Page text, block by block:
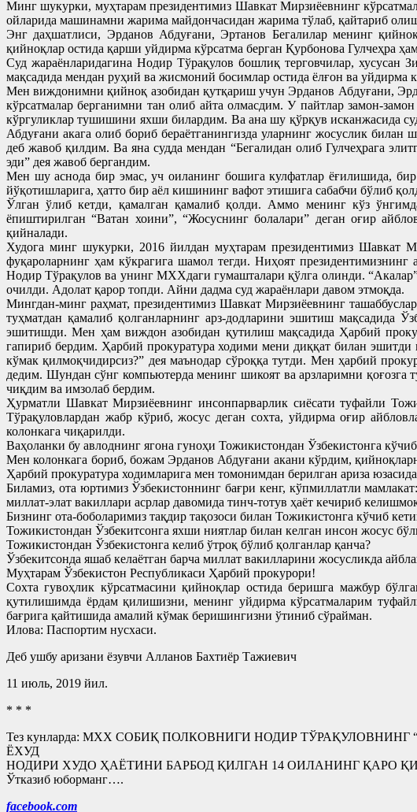
Минг шукурки, муҳтарам президентимиз Шавкат Мирзиёевнинг
ойларида машинамни жарима майдончасидан жарима тўлаб, қайтариб
Энг даҳшатлиси, Эрданов Абдуғани, Эртанов Бегалилар менинг
қийноқлар остида қарши уйдирма кўрсатма берган Қурбонова Гулчеҳра
Суд жараёнларидагина Нодир Тўрақулов бошлиқ терговчилар, хусусан
мақсадида мендан руҳий ва жисмоний босимлар остида ёлғон ва уйдирма
Мен виждонимни қийноқ азобидан қутқариш учун Эрданов Абдуғани,
кўрсатмалар берганимни тан олиб айта олмасдим. У пайтлар замон-
кўргуликлар тушишини яхши билардим. Ва ана шу қўрқув исканжасида
Абдуғани акага олиб бориб бераётганингизда уларнинг жосуслик
деб жавоб қилдим. Ва яна судда мендан “Бегалидан олиб Гулчеҳрага
эди” дея жавоб бергандим.
Мен шу аснода бир эмас, уч оиланинг бошига кулфатлар ёғилишида,
йўқотишларига, ҳатто бир аёл кишининг вафот этишига сабабчи бўлиб
Ўлган ўлиб кетди, қамалган қамалиб қолди. Аммо менинг кўз
ёпиштирилган “Ватан хоини”, “Жосуснинг болалари” деган оғир
қийналади.
Худога минг шукурки, 2016 йилдан муҳтарам президентимиз Шавкат
фуқароларнинг ҳам кўкрагига шамол тегди. Ниҳоят президентимизнинг
Нодир Тўрақулов ва унинг МХХдаги гумашталари қўлга олинди.
очилди. Адолат қарор топди. Айни дадма суд жараёнлари давом этмоқда.
Мингдан-минг раҳмат, президентимиз Шавкат Мирзиёевнинг
туҳматдан қамалиб қолганларнинг арз-додларини эшитиш мақсадида
эшитишди. Мен ҳам виждон азобидан қутилиш мақсадида Ҳарбий
гапириб бердим. Ҳарбий прокуратура ходими мени диққат билан эшитди
кўмак қилмоқчидирсиз?” дея маънодар сўроққа тутди. Мен ҳарбий
дедим. Шундан сўнг компьютерда менинг шикоят ва арзларимни
чиқдим ва имзолаб бердим.
Ҳурматли Шавкат Мирзиёевнинг инсонпарварлик сиёсати туфайли
Тўрақуловлардан жабр кўриб, жосус деган сохта, уйдирма оғир
колонкага чиқарилди.
Ваҳоланки бу авлоднинг ягона гуноҳи Тожикистондан Ўзбекистонга
Мен колонкага бориб, божам Эрданов Абдуғани акани кўрдим,
Ҳарбий прокуратура ходимларига мен томонимдан берилган ариза
Биламиз, ота юртимиз Ўзбекистоннинг бағри кенг, кўпмиллатли
миллат-элат вакиллари асрлар давомида тинч-тотув ҳаёт кечириб
Бизнинг ота-боболаримиз тақдир тақозоси билан Тожикистонга кўчиб
Тожикистондан Ўзбекитсонга яхши ниятлар билан келган инсон жосус
Тожикистондан Ўзбекистонга келиб ўтроқ бўлиб қолганлар қанча?
Ўзбекитсонда яшаб келаётган барча миллат вакилларини жосусликда
Муҳтарам Ўзбекистон Республикаси Ҳарбий прокурори!
Сохта гувоҳлик кўрсатмасини қийноқлар остида беришга мажбур
қутилишимда ёрдам қилишизни, менинг уйдирма кўрсатмаларим
бағрига қайтишида амалий кўмак беришингизни ўтиниб сўрайман.
Илова: Паспортим нусхаси.
Деб ушбу аризани ёзувчи Алланов Бахтиёр Тажиевич
11 июль, 2019 йил.
* * *
Тез кунларда: МХХ СОБИҚ ПОЛКОВНИГИ НОДИР
ЁХУД
НОДИРИ ХУДО ҲАЁТИНИ БАРБОД ҚИЛГАН 14 ОИЛАНИНГ ҚАРО
Ўтказиб юборманг….
facebook.com